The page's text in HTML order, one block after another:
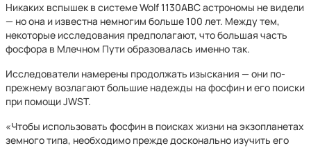
Никаких вспышек в системе Wolf 1130ABC астрономы не видели
— но она и известна немногим больше 100 лет. Между тем,
некоторые исследования предполагают, что большая часть
фосфора в Млечном Пути образовалась именно так.
Исследователи намерены продолжать изыскания — они по-
прежнему возлагают большие надежды на фосфин и его поиски
при помощи JWST.
«Чтобы использовать фосфин в поисках жизни на экзопланетах
земного типа, необходимо прежде досконально изучить его